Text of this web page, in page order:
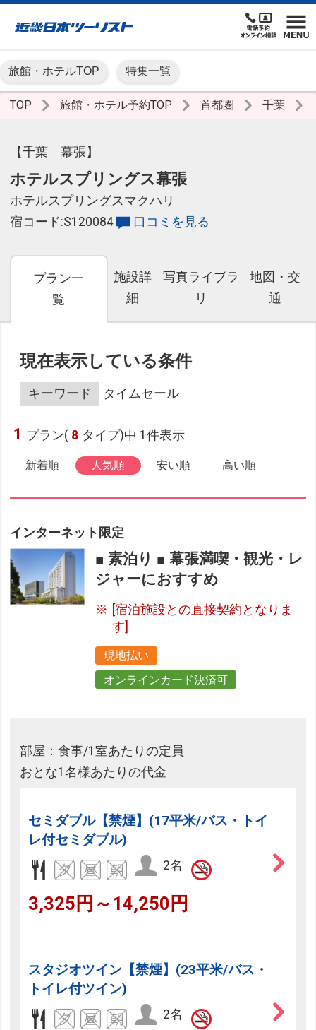
旅館・ホテルTOP 特集一覧
TOP 旅館・ホテル予約TOP 首都圏 千葉
【千葉 幕張】
ホテルスプリングス幕張
ホテルスプリングスマクハリ
宿コード:S120084
口コミを見る
プラン一
覧
施設詳
細
写真ライブラ
リ
地図・交
通
現在表示している条件
キーワード タイムセール
1 プラン( 8 タイプ)中 1件表示
新着順 人気順 安い順 高い順
インターネット限定
■ 素泊り ■ 幕張満喫・観光・レ
ジャーにおすすめ
[宿泊施設との直接契約となりま
す]
現地払い
オンラインカード決済可
部屋：食事/1室あたりの定員
おとな1名様あたりの代金
セミダブル【禁煙】(17平米/バス・トイ
レ付セミダブル)
2名
3,325円～14,250円
スタジオツイン【禁煙】(23平米/バス・
トイレ付ツイン)
2名